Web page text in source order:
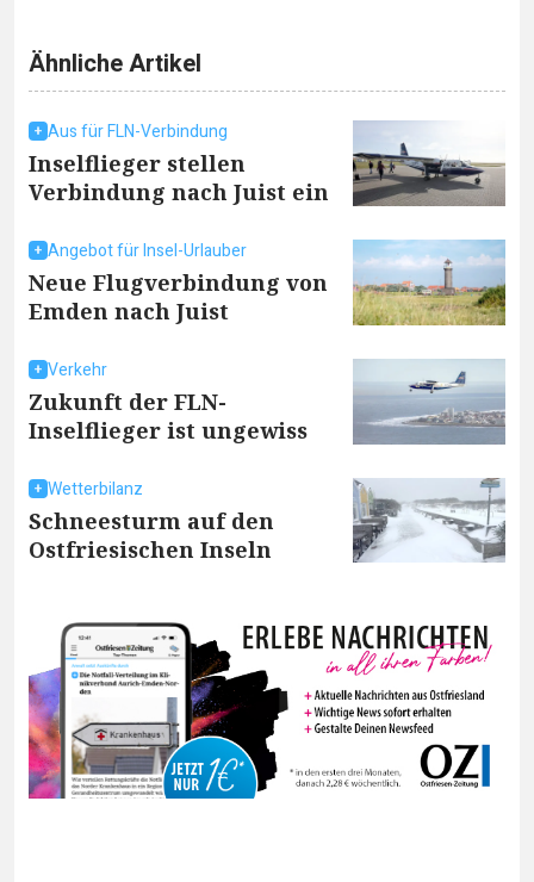
Ähnliche Artikel
Aus für FLN-Verbindung
Inselflieger stellen
Verbindung nach Juist ein
Angebot für Insel-Urlauber
Neue Flugverbindung von
Emden nach Juist
Verkehr
Zukunft der FLN-
Inselflieger ist ungewiss
Wetterbilanz
Schneesturm auf den
Ostfriesischen Inseln